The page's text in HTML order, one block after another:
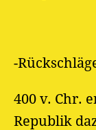
-
400 v. Chr.
Republik